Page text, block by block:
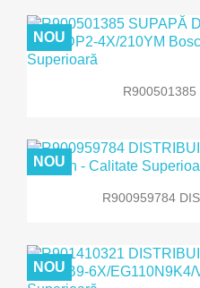
R900501385
NOU
R900959784
NOU
NOU